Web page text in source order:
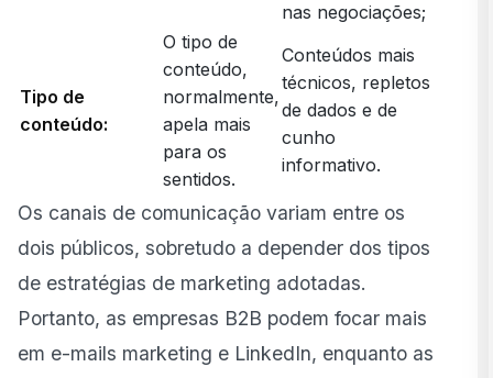
nas negociações;
Tipo de
conteúdo:
O tipo de
conteúdo,
normalmente,
apela mais
para os
sentidos.
Conteúdos mais
técnicos, repletos
de dados e de
cunho
informativo.
Os canais de comunicação variam entre os
dois públicos, sobretudo a depender dos tipos
de estratégias de marketing adotadas.
Portanto, as empresas B2B podem focar mais
em e-mails marketing e LinkedIn, enquanto as